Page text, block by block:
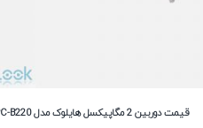
قیمت دوربین 2 مگاپیکسل هایلوک مدل IPC-B220